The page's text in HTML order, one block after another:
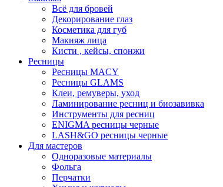
Всё для бровей
Декорирование глаз
Косметика для губ
Макияж лица
Кисти , кейсы, спонжи
Ресницы
Ресницы MACY
Ресницы GLAMS
Клеи, ремуверы, уход
Ламинирование ресниц и биозавивка
Инструменты для ресниц
ENIGMA ресницы черные
LASH&GO ресницы черные
Для мастеров
Одноразовые материалы
Фольга
Перчатки